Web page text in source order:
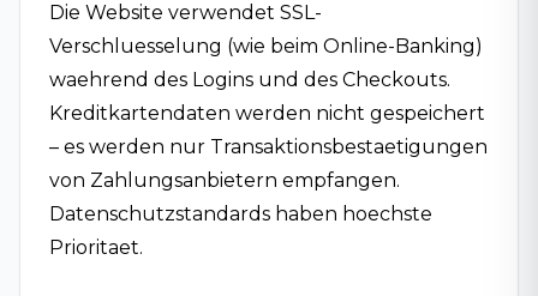
Die Website verwendet SSL-
Verschluesselung (wie beim Online-Banking)
waehrend des Logins und des Checkouts.
Kreditkartendaten werden nicht gespeichert
– es werden nur Transaktionsbestaetigungen
von Zahlungsanbietern empfangen.
Datenschutzstandards haben hoechste
Prioritaet.